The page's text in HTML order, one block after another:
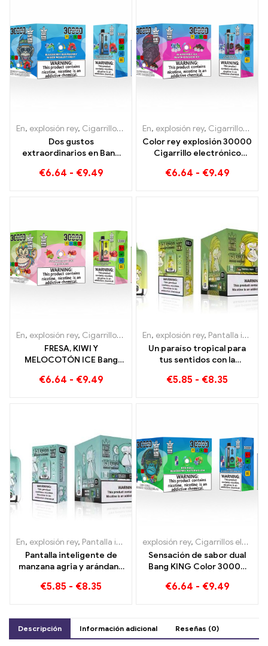
En, explosión rey, Cigarrillos electrónicos desechables Lituania
Dos gustos
extraordinarios en Bang
Zigarette Arándano
€6.64 - €9.49
En, explosión rey, Cigarrillos electrónicos desechables Lituania
Color rey explosión 30000
Cigarrillo electrónico
de alta calidad con los
€6.64 - €9.49
En, explosión rey, Cigarrillos electrónicos desechables Lituania
FRESA, KIWI Y
MELOCOTÓN ICE Bang
Cigarrillo electrónico
€6.64 - €9.49
En, explosión rey, Pantalla inteligente Bang King 15000 Soplo
Un paraíso tropical para
tus sentidos con la
Tropical Fruit Bang King
€5.85 - €8.35
En, explosión rey, Pantalla inteligente Bang King 15000 Soplo ,
Pantalla inteligente de
manzana agria y arándano
experiencia de vapeo
€5.85 - €8.35
explosión rey, Cigarrillos electrónicos desechables
Sensación de sabor dual
Bang KING Color 30000
Sandía 30000 Cigarrillo
€6.64 - €9.49
Descripción Información adicional Reseñas (0)